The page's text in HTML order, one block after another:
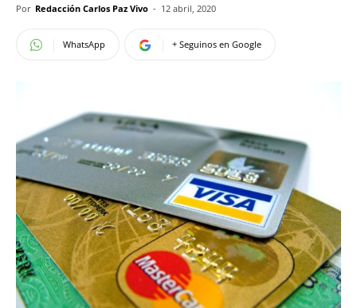
Por Redacción Carlos Paz Vivo - 12 abril, 2020
WhatsApp + Seguinos en Google